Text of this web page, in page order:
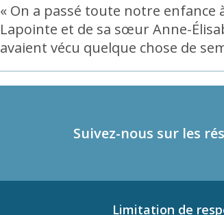
« On a passé toute notre enfance
Lapointe et de sa sœur Anne-
avaient vécu quelque chose de
Suivez-nous sur les
Limitation de